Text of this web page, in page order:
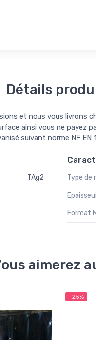
Détails
et nous vous livrons
ainsi vous ne payez
suivant norme NF EN
TAg2 Type de
Format
aimerez
-25%